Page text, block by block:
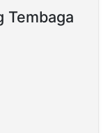
Tembaga